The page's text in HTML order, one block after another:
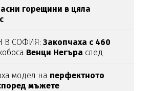
горещини в цяла
В СОФИЯ:Закопчаха с 460
Венци Негъра след
модел на перфектното
мъжете